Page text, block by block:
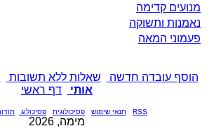
מנועים קדימה
נאמנות ותשוקה
פעמוני המאה
הוסף עובדה חדשה שאלות ללא תשובות
אותי
דף ראשי
RSS תנאי שימוש פסיכולוגית פסיכולוג
מימה, 2026